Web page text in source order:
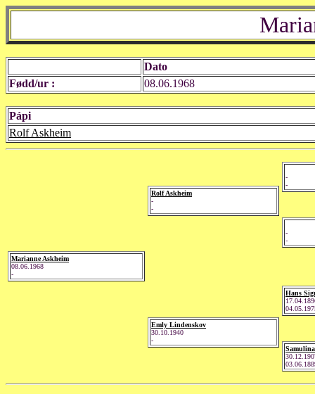
Dato
Fødd/ur :
08.06.1968
Pápi
Rolf Askheim
Marianne Askheim
08.06.1968
-
Rolf Askheim
-
-
Emly Lindenskov
30.10.1940
-
-
-
-
-
Hans